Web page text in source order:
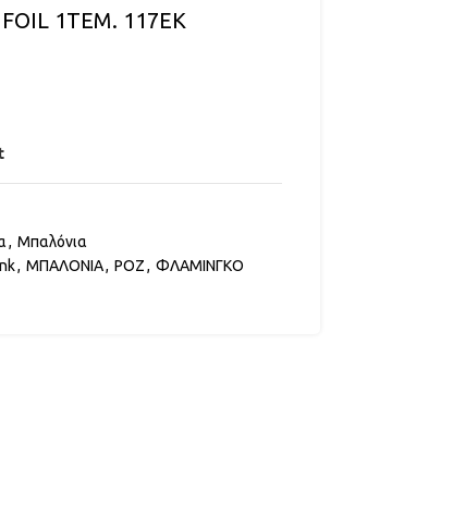
1ΤΕΜ. 117ΕΚ
, Μπαλόνια
, ΜΠΑΛΟΝΙΑ, ΡΟΖ, ΦΛΑΜΙΝΓΚΟ